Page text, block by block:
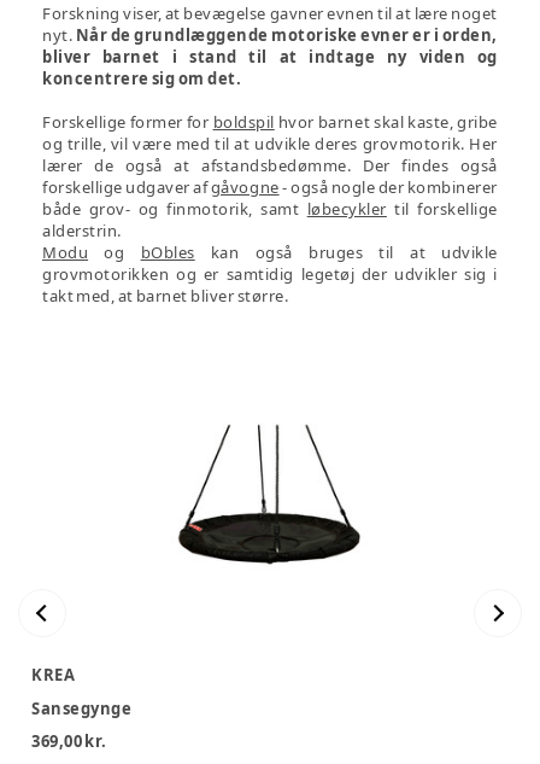
Forskning viser, at bevægelse gavner evnen til at lære noget
nyt. Når de grundlæggende motoriske evner er i orden,
bliver barnet i stand til at indtage ny viden og
koncentrere sig om det.
Forskellige former for boldspil hvor barnet skal kaste, gribe
og trille, vil være med til at udvikle deres grovmotorik. Her
lærer de også at afstandsbedømme. Der findes også
forskellige udgaver afgåvogne- også nogle der kombinerer
både grov- og finmotorik, samt løbecykler til forskellige
alderstrin.
Modu og bObles kan også bruges til at udvikle
grovmotorikken og er samtidig legetøj der udvikler sig i
takt med, at barnet bliver større.
KREA
Sansegynge
369,00 kr.